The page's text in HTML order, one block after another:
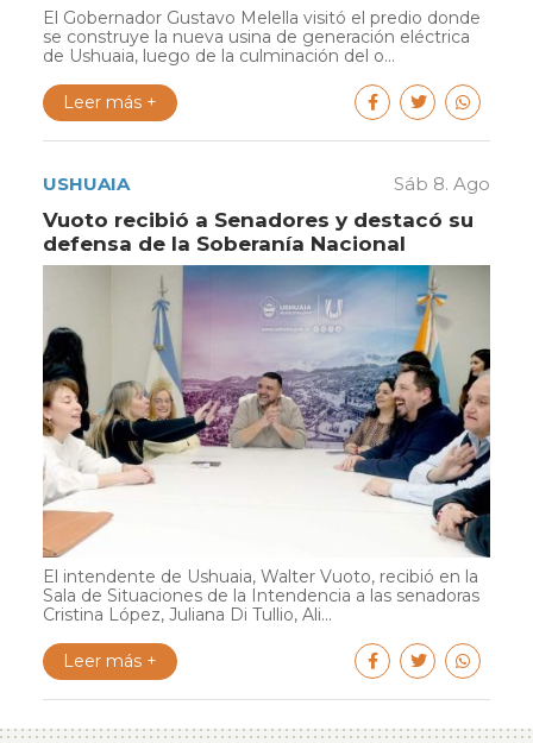
El Gobernador Gustavo Melella visitó el predio donde
se construye la nueva usina de generación eléctrica
de Ushuaia, luego de la culminación del o...
Leer más +
USHUAIA Sáb 8. Ago
Vuoto recibió a Senadores y destacó su
defensa de la Soberanía Nacional
El intendente de Ushuaia, Walter Vuoto, recibió en la
Sala de Situaciones de la Intendencia a las senadoras
Cristina López, Juliana Di Tullio, Ali...
Leer más +